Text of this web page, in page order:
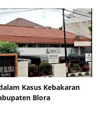
Kasus Kebakaran
Blora